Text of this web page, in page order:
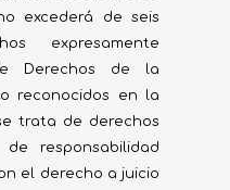
excederá de seis
expresamente
Derechos de la
reconocidos en la
trata de derechos
responsabilidad
el derecho a juicio